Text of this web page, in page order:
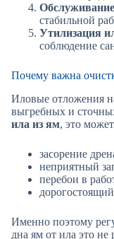
стабильной
Утилизация
соблюдение
Почему важна
Иловые отложения
выгребных и
ила из ям, это
засорение
неприятный
перебои в
Именно поэтому
дна ям от ила это не